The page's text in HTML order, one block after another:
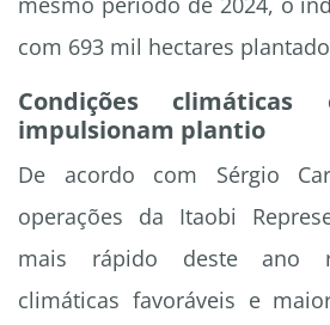
com 693 mil hectares
Condições climáticas
impulsionam plantio
De acordo com Sérgio
operações da Itaobi
mais rápido deste ano
climáticas favoráveis e